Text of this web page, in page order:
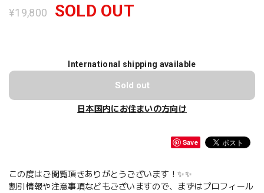
¥19,800 SOLD OUT
International shipping available
Sold out
日本国内にお住まいの方向け
Save
この度はご閲覧頂きありがとうございます！✨✨
割引情報や注意事項などもございますので、まずはプロフィール